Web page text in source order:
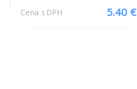
Cena s DPH 5.40 €